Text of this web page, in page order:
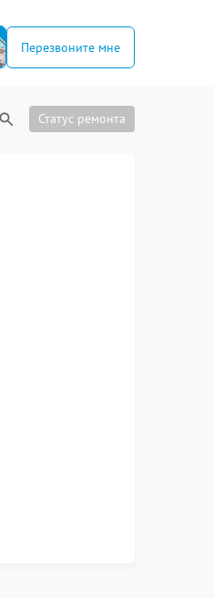
Перезвоните мне
Статус ремонта